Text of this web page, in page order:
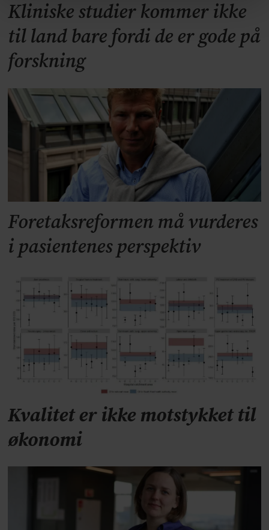
Kliniske studier kommer ikke
til land bare fordi de er gode på
forskning
Foretaksreformen må vurderes
i pasientenes perspektiv
Kvalitet er ikke motstykket til
økonomi